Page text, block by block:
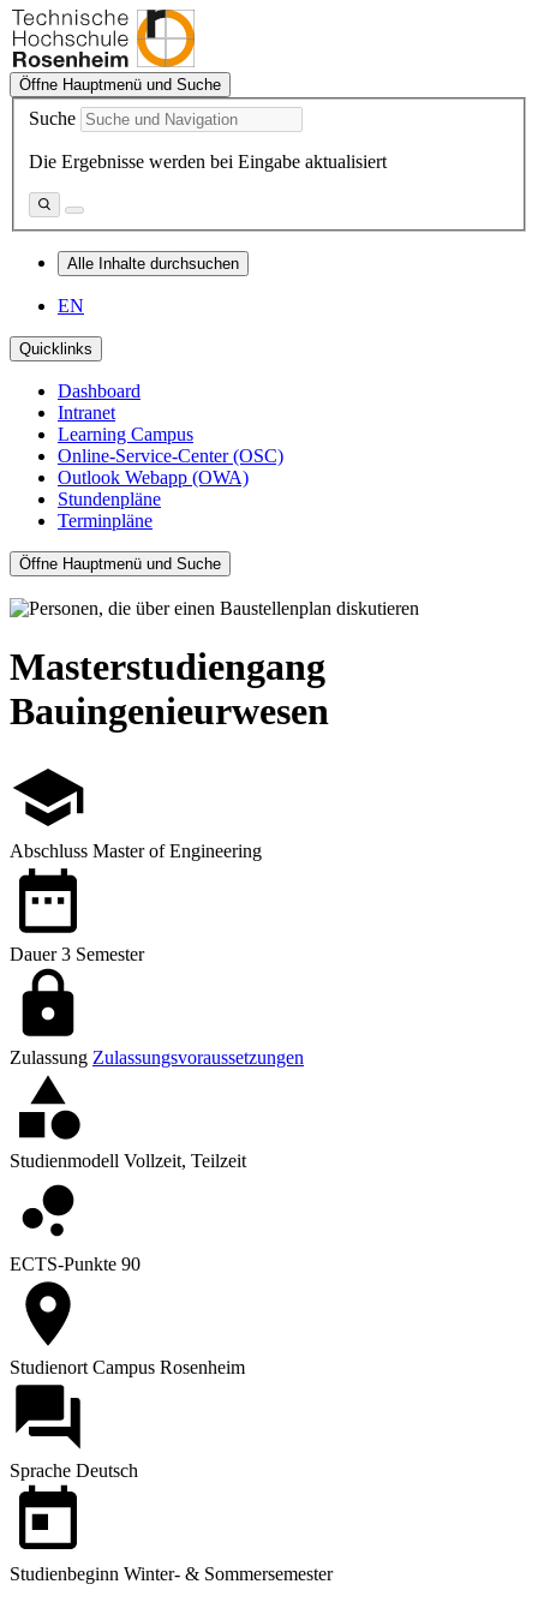
Öffne Hauptmenü und Suche
Suche
Die Ergebnisse werden bei Eingabe aktualisiert
Alle Inhalte durchsuchen
EN
Quicklinks
Dashboard
Intranet
Learning Campus
Online-Service-Center (OSC)
Outlook Webapp (OWA)
Stundenpläne
Terminpläne
Öffne Hauptmenü und Suche
Masterstudiengang
Bauingenieurwesen
Abschluss Master of Engineering
Dauer3 Semester
Zulassung Zulassungsvoraussetzungen
Studienmodell Vollzeit, Teilzeit
ECTS-Punkte 90
StudienortCampus Rosenheim
Sprache Deutsch
Studienbeginn Winter- & Sommersemester